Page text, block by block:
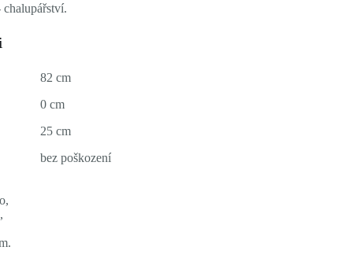
chalupářství.
82 cm
0 cm
25 cm
bez poškození